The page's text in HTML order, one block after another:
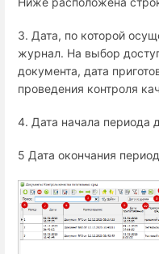
3. Дата, по которой
журнал. На выбор
документа, дата
проведения контроля
4. Дата начала периода
5 Дата окончания